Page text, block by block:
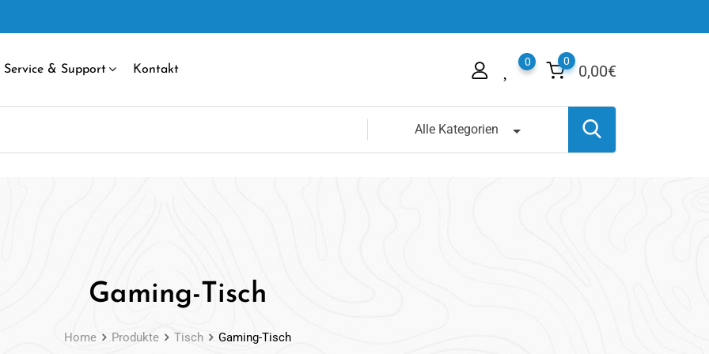
Service & Support Kontakt 0,00€
0
0
Alle Kategorien
Gaming-Tisch
Home Produkte Tisch Gaming-Tisch